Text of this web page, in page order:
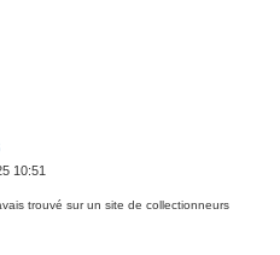
10:51
trouvé sur un site de collectionneurs